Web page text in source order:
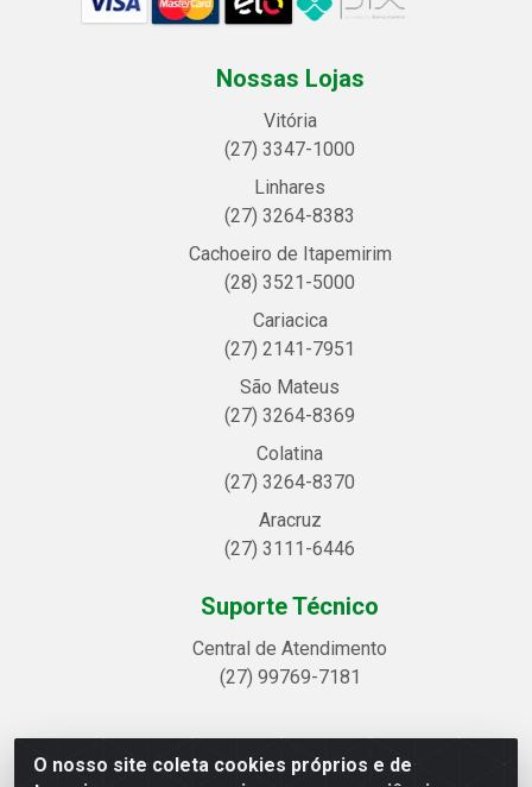
O nosso site coleta cookies próprios e de
Nossas Lojas
Vitória
(27) 3347-1000
Linhares
(27) 3264-8383
Cachoeiro de Itapemirim
(28) 3521-5000
Cariacica
(27) 2141-7951
São Mateus
(27) 3264-8369
Colatina
(27) 3264-8370
Aracruz
(27) 3111-6446
Suporte Técnico
Central de Atendimento
(27) 99769-7181
Linhavix Distribuidora LTDA - Avenida Alegre, 2521 -